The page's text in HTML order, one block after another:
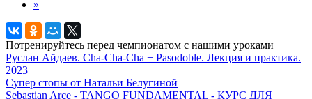
»
Потренируйтесь перед чемпионатом с нашими уроками
Руслан Айдаев. Cha-Cha-Cha + Pasodoble. Лекция и практика.
2023
Супер стопы от Натальи Белугиной
Sebastian Arce - TANGO FUNDAMENTAL - КУРС ДЛЯ